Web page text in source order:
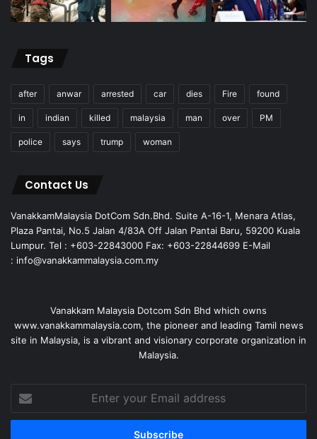
Tags
after anwar arrested car dies Fire found
in indian killed malaysia man over PM
police says trump woman
Contact Us
VanakkamMalaysia DotCom Sdn.Bhd. Suite A-16-1, Menara Atlas,
Plaza Pantai, No.5 Jalan 4/83A Off Jalan Pantai Baru, 59200 Kuala
Lumpur. Tel : +603-22843000 Fax: +603-22844699 E-Mail
: info@vanakkammalaysia.com.my
Vanakkam Malaysia Dotcom Sdn Bhd which owns
www.vanakkammalaysia.com, the pioneer and leading Tamil news
site in Malaysia, is a vibrant and visionary corporate organization in
Malaysia.
your
Email